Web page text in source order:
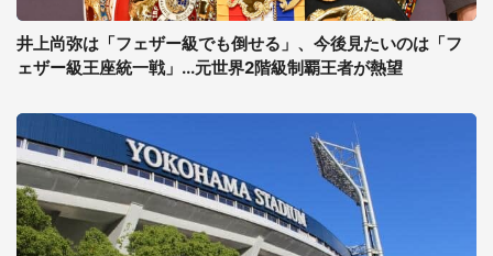
井上尚弥は「フェザー級でも倒せる」、今後見たいのは「フ
ェザー級王座統一戦」...元世界2階級制覇王者が熱望